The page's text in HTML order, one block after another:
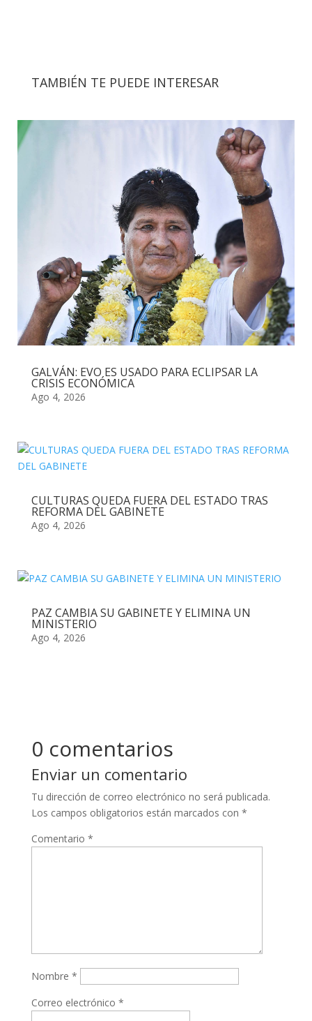
TAMBIÉN TE PUEDE INTERESAR
GALVÁN: EVO ES USADO PARA ECLIPSAR LA
CRISIS ECONÓMICA
Ago 4, 2026
CULTURAS QUEDA FUERA DEL ESTADO TRAS
REFORMA DEL GABINETE
Ago 4, 2026
PAZ CAMBIA SU GABINETE Y ELIMINA UN
MINISTERIO
Ago 4, 2026
0 comentarios
Enviar un comentario
Tu dirección de correo electrónico no será publicada.
Los campos obligatorios están marcados con *
Comentario *
Nombre *
Correo electrónico *